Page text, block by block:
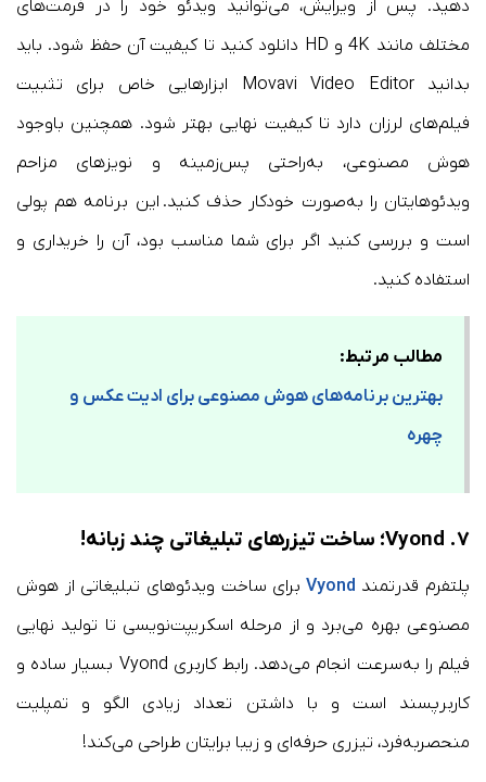
دهید. پس از ویرایش، می‌توانید ویدئو خود را در فرمت‌های
مختلف مانند 4K و HD دانلود کنید تا کیفیت آن حفظ شود. باید
بدانید Movavi Video Editor ابزارهایی خاص برای تثبیت
فیلم‌های لرزان دارد تا کیفیت نهایی بهتر شود. همچنین باوجود
هوش مصنوعی، به‌راحتی پس‌زمینه و نویزهای مزاحم
ویدئوهایتان را به‌صورت خودکار حذف کنید. این برنامه هم پولی
است و بررسی کنید اگر برای شما مناسب بود، آن را خریداری و
استفاده کنید.
مطالب مرتبط:
بهترین برنامه‌های هوش مصنوعی برای ادیت عکس و
چهره
۷. Vyond؛ ساخت تیزرهای تبلیغاتی چند زبانه!
پلتفرم قدرتمند Vyond برای ساخت ویدئوهای تبلیغاتی از هوش
مصنوعی بهره می‌برد و از مرحله اسکریپت‌نویسی تا تولید نهایی
فیلم را به‌سرعت انجام می‌دهد. رابط کاربری Vyond بسیار ساده و
کاربرپسند است و با داشتن تعداد زیادی الگو و تمپلیت
منحصربه‌فرد، تیزری حرفه‌ای و زیبا برایتان طراحی می‌کند!